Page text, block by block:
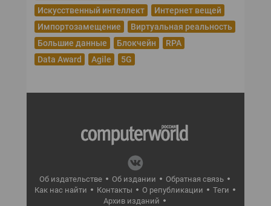
Искусственный интеллект
Интернет вещей
Импортозамещение
Виртуальная реальность
Большие данные
Блокчейн
RPA
Data Award
Agile 5G
Об издательстве Об издании
Обратная связь
Как нас найти
Контакты О републикации
Теги
Архив изданий